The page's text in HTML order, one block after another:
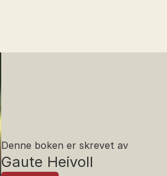
Denne boken er skrevet av
Gaute Heivoll